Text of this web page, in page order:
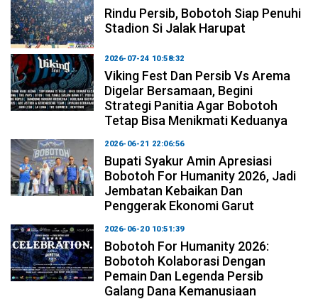
Rindu Persib, Bobotoh Siap Penuhi
Stadion Si Jalak Harupat
2026-07-24 10:58:32
Viking Fest Dan Persib Vs Arema
Digelar Bersamaan, Begini
Strategi Panitia Agar Bobotoh
Tetap Bisa Menikmati Keduanya
2026-06-21 22:06:56
Bupati Syakur Amin Apresiasi
Bobotoh For Humanity 2026, Jadi
Jembatan Kebaikan Dan
Penggerak Ekonomi Garut
2026-06-20 10:51:39
Bobotoh For Humanity 2026:
Bobotoh Kolaborasi Dengan
Pemain Dan Legenda Persib
Galang Dana Kemanusiaan